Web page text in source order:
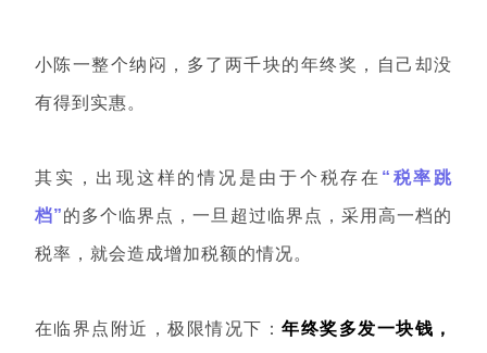
小陈一整个纳闷，多了两千块的年终奖，自己却没
有得到实惠。
其实，出现这样的情况是由于个税存在 “税率跳
档”的多个临界点，一旦超过临界点，采用高一档的
税率，就会造成增加税额的情况。
在临界点附近，极限情况下：年终奖多发一块钱，